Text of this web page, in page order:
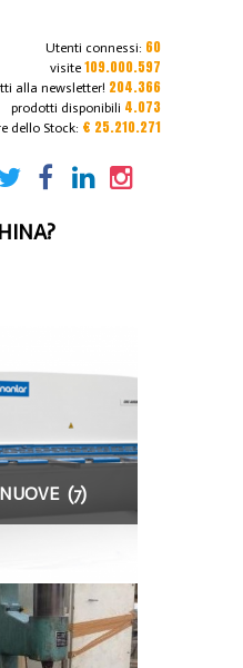
Utenti connessi: 60
visite 109.000.597
alla newsletter! 204.366
prodotti disponibili 4.073
dello Stock: € 25.210.271
(7)